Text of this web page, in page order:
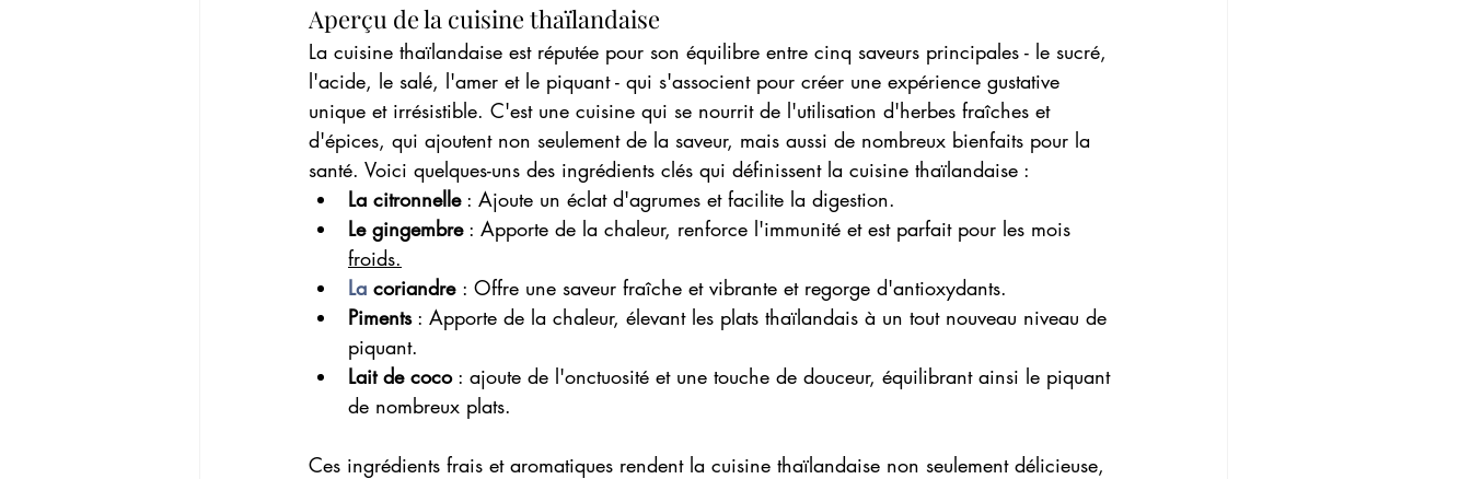
Aperçu de la cuisine thaïlandaise
La cuisine thaïlandaise est réputée pour son équilibre entre cinq saveurs principales - le sucré,
l'acide, le salé, l'amer et le piquant - qui s'associent pour créer une expérience gustative
unique et irrésistible. C'est une cuisine qui se nourrit de l'utilisation d'herbes fraîches et
d'épices, qui ajoutent non seulement de la saveur, mais aussi de nombreux bienfaits pour la
santé. Voici quelques-uns des ingrédients clés qui définissent la cuisine thaïlandaise :
La citronnelle : Ajoute un éclat d'agrumes et facilite la digestion.
Le gingembre : Apporte de la chaleur, renforce l'immunité et est parfait pour les mois
froids.
La coriandre : Offre une saveur fraîche et vibrante et regorge d'antioxydants.
Piments : Apporte de la chaleur, élevant les plats thaïlandais à un tout nouveau niveau de
piquant.
Lait de coco : ajoute de l'onctuosité et une touche de douceur, équilibrant ainsi le piquant
de nombreux plats.
Ces ingrédients frais et aromatiques rendent la cuisine thaïlandaise non seulement délicieuse,